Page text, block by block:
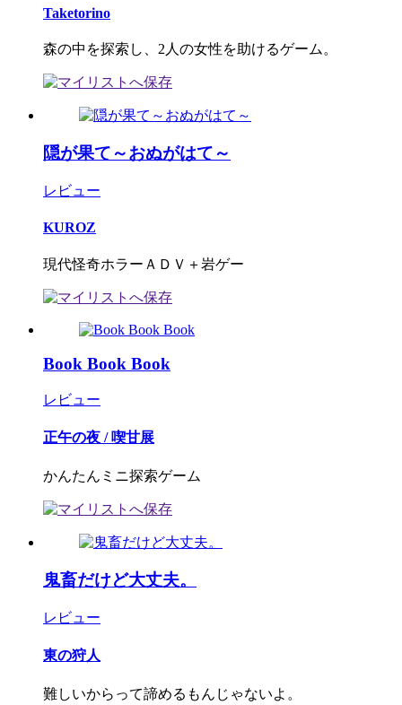
Taketorino
森の中を探索し、2人の女性を助けるゲーム。
隠が果て～おぬがはて～
レビュー
KUROZ
現代怪奇ホラーＡＤＶ＋岩ゲー
Book Book Book
レビュー
正午の夜 / 喫甘展
かんたんミニ探索ゲーム
鬼畜だけど大丈夫。
レビュー
東の狩人
難しいからって諦めるもんじゃないよ。